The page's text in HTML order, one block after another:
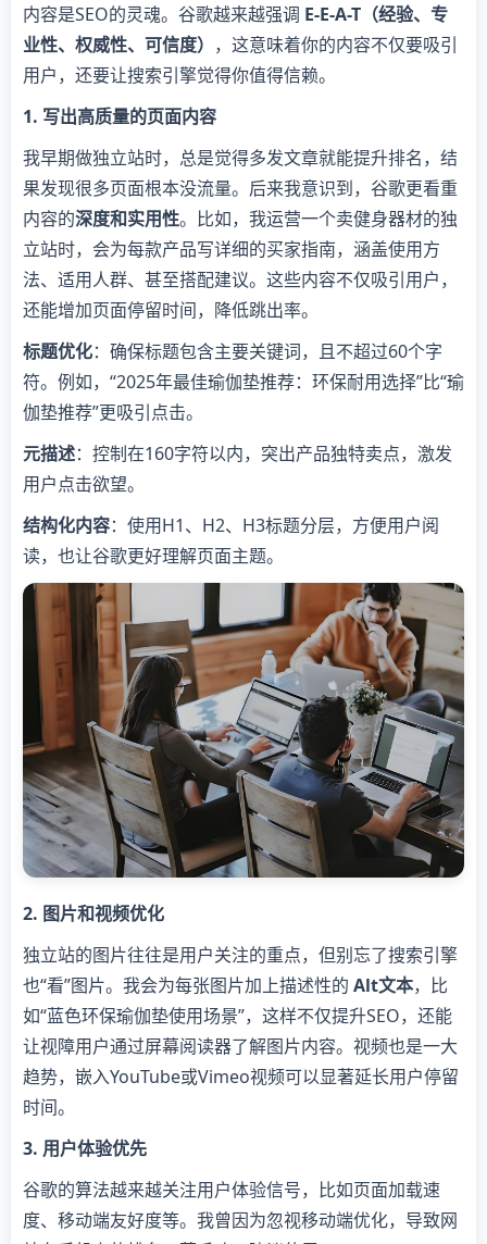
内容是SEO的灵魂。谷歌越来越强调 E-E-A-T（经验、专
业性、权威性、可信度） ，这意味着你的内容不仅要吸引
用户，还要让搜索引擎觉得你值得信赖。
1. 写出高质量的页面内容
我早期做独立站时，总是觉得多发文章就能提升排名，结
果发现很多页面根本没流量。后来我意识到，谷歌更看重
内容的深度和实用性。比如，我运营一个卖健身器材的独
立站时，会为每款产品写详细的买家指南，涵盖使用方
法、适用人群、甚至搭配建议。这些内容不仅吸引用户，
还能增加页面停留时间，降低跳出率。
标题优化：确保标题包含主要关键词，且不超过60个字
符。例如，“2025年最佳瑜伽垫推荐：环保耐用选择”比“瑜
伽垫推荐”更吸引点击。
元描述：控制在160字符以内，突出产品独特卖点，激发
用户点击欲望。
结构化内容：使用H1、H2、H3标题分层，方便用户阅
读，也让谷歌更好理解页面主题。
2. 图片和视频优化
独立站的图片往往是用户关注的重点，但别忘了搜索引擎
也“看”图片。我会为每张图片加上描述性的 Alt文本，比
如“蓝色环保瑜伽垫使用场景”，这样不仅提升SEO，还能
让视障用户通过屏幕阅读器了解图片内容。视频也是一大
趋势，嵌入YouTube或Vimeo视频可以显著延长用户停留
时间。
3. 用户体验优先
谷歌的算法越来越关注用户体验信号，比如页面加载速
度、移动端友好度等。我曾因为忽视移动端优化，导致网